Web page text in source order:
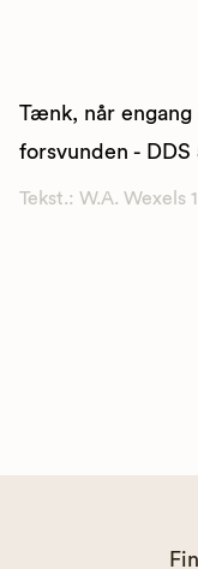
Tænk, når
forsvunden - DDS
Tekst.: W.A. Wexels